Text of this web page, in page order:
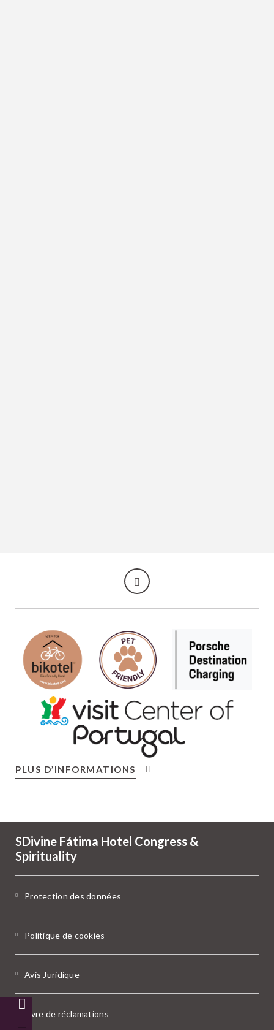
PLUS D’INFORMATIONS
SDivine Fátima Hotel Congress &
Spirituality
Protection des données
Politique de cookies
Avis Juridique
Livre de réclamations